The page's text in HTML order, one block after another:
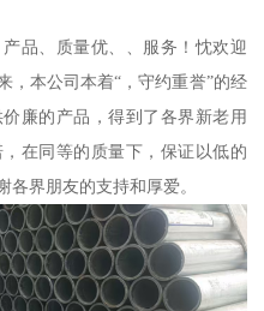
品、质量优、、服务！忱欢迎
，本公司本着“，守约重誉”的经
廉的产品，得到了各界新老用
在同等的质量下，保证以低的
界朋友的支持和厚爱。